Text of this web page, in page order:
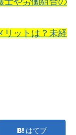
リットは？未経
はてブ